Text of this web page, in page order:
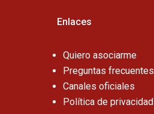
Enlaces
Quiero asociarme
Preguntas frecuentes
Canales oficiales
Política de privacidad